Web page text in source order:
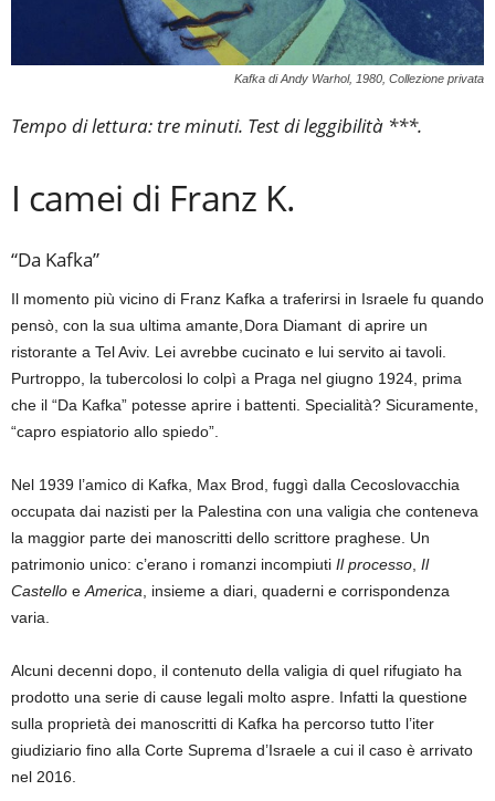
Kafka di Andy Warhol, 1980, Collezione privata
Tempo di lettura: tre minuti. Test di leggibilità ***.
I camei di Franz K.
“Da Kafka”
Il momento più vicino di Franz Kafka a traferirsi in Israele fu quando
pensò, con la sua ultima amante, Dora Diamant di aprire un
ristorante a Tel Aviv. Lei avrebbe cucinato e lui servito ai tavoli.
Purtroppo, la tubercolosi lo colpì a Praga nel giugno 1924, prima
che il “Da Kafka” potesse aprire i battenti. Specialità? Sicuramente,
“capro espiatorio allo spiedo”.
Nel 1939 l’amico di Kafka, Max Brod, fuggì dalla Cecoslovacchia
occupata dai nazisti per la Palestina con una valigia che conteneva
la maggior parte dei manoscritti dello scrittore praghese. Un
patrimonio unico: c’erano i romanzi incompiuti Il processo, Il
Castello eAmerica, insieme a diari, quaderni e corrispondenza
varia.
Alcuni decenni dopo, il contenuto della valigia di quel rifugiato ha
prodotto una serie di cause legali molto aspre. Infatti la questione
sulla proprietà dei manoscritti di Kafka ha percorso tutto l’iter
giudiziario fino alla Corte Suprema d’Israele a cui il caso è arrivato
nel 2016.